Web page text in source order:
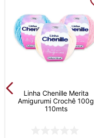
Linha Chenille Merita
Amigurumi Crochê 100g
110mts